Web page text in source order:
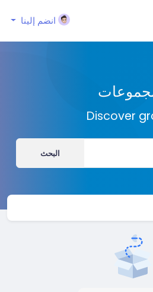
انضم إلينا
Discover
البحث